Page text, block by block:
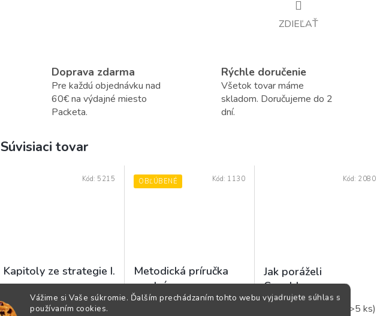
Vážime si Vaše súkromie. Ďalším prechádzaním tohto webu vyjadrujete súhlas s
používaním cookies.
ZDIEĽAŤ
Doprava zdarma
Pre každú objednávku nad
60€ na výdajné miesto
Packeta.
Rýchle doručenie
Všetok tovar máme
skladom. Doručujeme do 2
dní.
Súvisiaci tovar
Kapitoly ze strategie I.
Skladom(>5 ks)
Kód: 5215 OBĽÚBENÉ
Metodická príručka
pre trénerov a
učiteľov šachu Skladom
Kód: 1130
Jak poráželi
Capablancu
(>5 ks)
Kód: 2080